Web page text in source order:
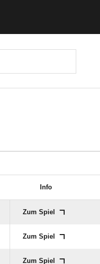
Info
Zum Spiel
Zum Spiel
Zum Spiel